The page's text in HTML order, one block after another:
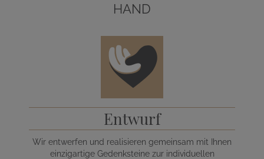
HAND
Entwurf
Wir entwerfen und realisieren gemeinsam mit Ihnen
einzigartige Gedenksteine zur individuellen